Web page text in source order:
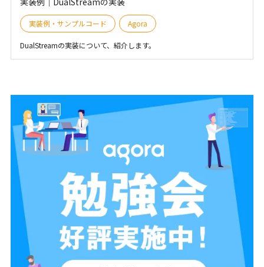
実装例・サンプルコード Agora
DualStreamの実装について、紹介します。